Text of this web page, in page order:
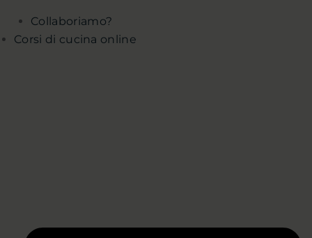
Collaboriamo?
Corsi di cucina online